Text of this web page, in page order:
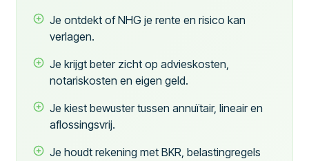
Je ontdekt of NHG je rente en risico kan
verlagen.
Je krijgt beter zicht op advieskosten,
notariskosten en eigen geld.
Je kiest bewuster tussen annuïtair, lineair en
aflossingsvrij.
Je houdt rekening met BKR, belastingregels